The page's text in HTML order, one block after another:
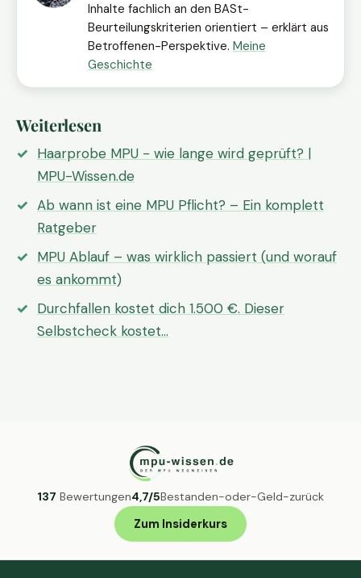
Inhalte fachlich an den BASt-
Beurteilungskriterien orientiert – erklärt aus
Betroffenen-Perspektive. Meine
Geschichte
Weiterlesen
Haarprobe MPU - wie lange wird geprüft? |
MPU-Wissen.de
Ab wann ist eine MPU Pflicht? – Ein komplett
Ratgeber
MPU Ablauf – was wirklich passiert (und worauf
es ankommt)
Durchfallen kostet dich 1.500 €. Dieser
Selbstcheck kostet…
137 Bewertungen4,7/5Bestanden-oder-Geld-zurück
Zum Insiderkurs